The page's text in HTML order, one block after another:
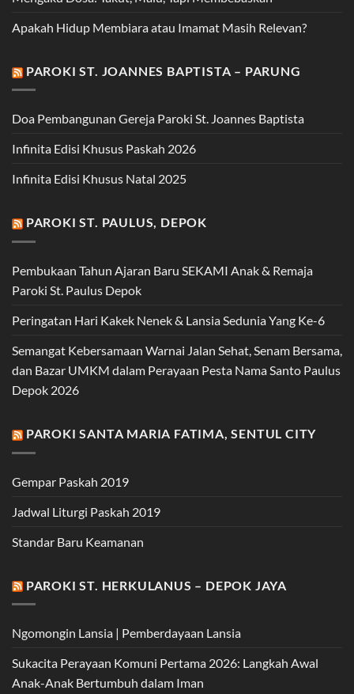
Apakah Hidup Membiara atau Imamat Masih Relevan?
PAROKI ST. JOANNES BAPTISTA – PARUNG
Doa Pembangunan Gereja Paroki St. Joannes Baptista
Infinita Edisi Khusus Paskah 2026
Infinita Edisi Khusus Natal 2025
PAROKI ST. PAULUS, DEPOK
Pembukaan Tahun Ajaran Baru SEKAMI Anak & Remaja
Paroki St. Paulus Depok
Peringatan Hari Kakek Nenek & Lansia Sedunia Yang Ke-6
Semangat Kebersamaan Warnai Jalan Sehat, Senam Bersama,
dan Bazar UMKM dalam Perayaan Pesta Nama Santo Paulus
Depok 2026
PAROKI SANTA MARIA FATIMA, SENTUL CITY
Gempar Paskah 2019
Jadwal Liturgi Paskah 2019
Standar Baru Keamanan
PAROKI ST. HERKULANUS – DEPOK JAYA
Ngomongin Lansia | Pemberdayaan Lansia
Sukacita Perayaan Komuni Pertama 2026: Langkah Awal
Anak-Anak Bertumbuh dalam Iman